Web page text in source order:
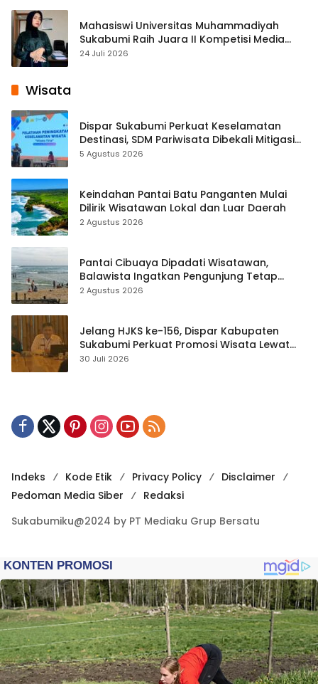
Mahasiswi Universitas Muhammadiyah
Sukabumi Raih Juara II Kompetisi Media
Pembelajaran Digital Tingkat Internasional
24 Juli 2026
Wisata
Dispar Sukabumi Perkuat Keselamatan
Destinasi, SDM Pariwisata Dibekali Mitigasi
hingga Teknik Evakuasi
5 Agustus 2026
Keindahan Pantai Batu Panganten Mulai
Dilirik Wisatawan Lokal dan Luar Daerah
2 Agustus 2026
Pantai Cibuaya Dipadati Wisatawan,
Balawista Ingatkan Pengunjung Tetap
Waspada
2 Agustus 2026
Jelang HJKS ke-156, Dispar Kabupaten
Sukabumi Perkuat Promosi Wisata Lewat
Publikasi Digital
30 Juli 2026
Indeks Kode Etik Privacy Policy
Disclaimer
Pedoman Media Siber
Redaksi
Sukabumiku@2024 by PT Mediaku Grup Bersatu